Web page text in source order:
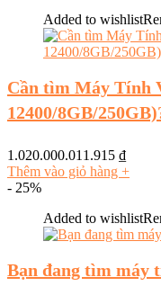
Added to wishlist
Cần tìm Máy Tính
12400/8GB/
1.020.000.011.915 ₫
Thêm vào giỏ hàng +
- 25%
Added to wishlist
Bạn đang tìm máy